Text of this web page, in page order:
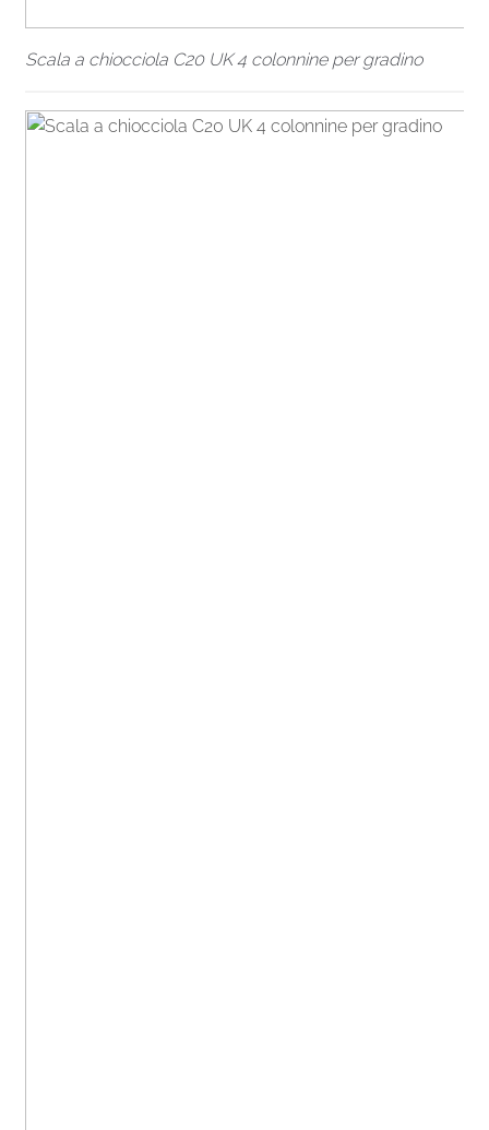
Scala a chiocciola C20 UK 4 colonnine per gradino